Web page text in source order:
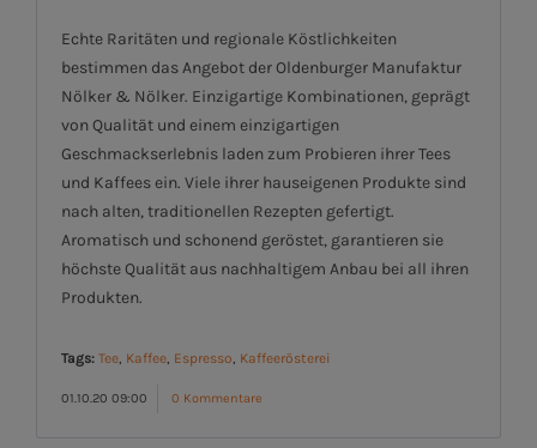
Echte Raritäten und regionale Köstlichkeiten
bestimmen das Angebot der Oldenburger Manufaktur
Nölker & Nölker. Einzigartige Kombinationen, geprägt
von Qualität und einem einzigartigen
Geschmackserlebnis laden zum Probieren ihrer Tees
und Kaffees ein. Viele ihrer hauseigenen Produkte sind
nach alten, traditionellen Rezepten gefertigt.
Aromatisch und schonend geröstet, garantieren sie
höchste Qualität aus nachhaltigem Anbau bei all ihren
Produkten.
Tags: Tee, Kaffee, Espresso, Kaffeerösterei
01.10.20 09:00 0 Kommentare